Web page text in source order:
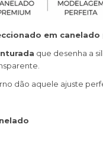
em canelado
que desenha a
dão aquele ajuste